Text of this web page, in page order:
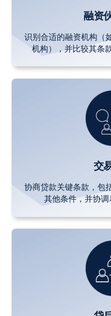
融资
识别合适的融资机构（
机构），并比较其条
交
协商贷款关键条款，包
其他条件，并协